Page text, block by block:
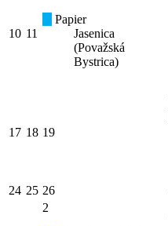
10 11
Papier
Jasenica
(Považská
Bystrica)
17 18 19
24 25 26
2